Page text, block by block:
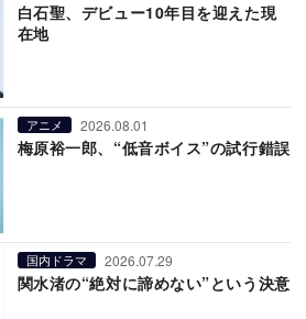
白石聖、デビュー10年目を迎えた現
在地
アニメ 2026.08.01
梅原裕一郎、“低音ボイス”の試行錯誤
国内ドラマ 2026.07.29
関水渚の“絶対に諦めない”という決意